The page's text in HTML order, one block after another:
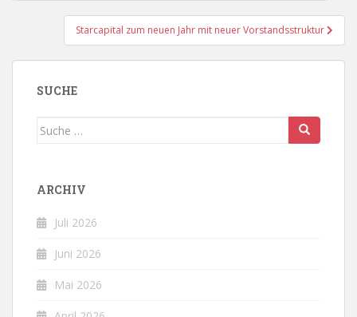
Starcapital zum neuen Jahr mit neuer Vorstandsstruktur
SUCHE
Suche
ARCHIV
Juli 2026
Juni 2026
Mai 2026